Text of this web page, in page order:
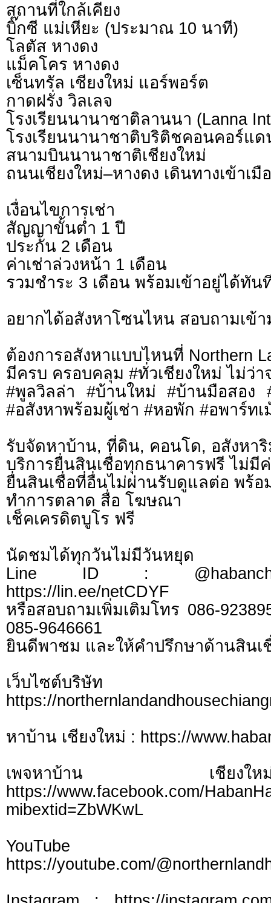
สถานที่ใกล้เคียง
บิ๊กซี แม่เหียะ (ประมาณ 10 นาที)
โลตัส หางดง
แม็คโคร หางดง
เซ็นทรัล เชียงใหม่ แอร์พอร์ต
กาดฝรั่ง วิลเลจ
โรงเรียนนานาชาติลานนา (Lanna
โรงเรียนนานาชาติบริติชคอนคอร์แด
สนามบินนานาชาติเชียงใหม่
ถนนเชียงใหม่–หางดง เดินทางเข้าเมื
เงื่อนไขการเช่า
สัญญาขั้นต่ำ 1 ปี
ประกัน 2 เดือน
ค่าเช่าล่วงหน้า 1 เดือน
รวมชำระ 3 เดือน พร้อมเข้าอยู่ได้ทัน
อยากได้อสังหาโซนไหน สอบถามเข้า
ต้องการอสังหาแบบไหนที่ Northern
มีครบ ครอบคลุม #ทั่วเชียงใหม่ ไม่ว่า
#พูลวิลล่า #บ้านใหม่ #บ้านมือสอง
#อสังหาพร้อมผู้เช่า #หอพัก #อพาร์ท
รับจัดหาบ้าน, ที่ดิน, คอนโด, อสังหา
บริการยื่นสินเชื่อทุกธนาคารฟรี ไม่มี
ยื่นสินเชื่อที่อื่นไม่ผ่านรับดูแลต่อ พร้อ
ทำการตลาด สื่อ โฆษณา
เช็คเครดิตบูโร ฟรี
นัดชมได้ทุกวันไม่มีวันหยุด
Line ID :
https://lin.ee/netCDYF
หรือสอบถามเพิ่มเติมโทร 086-
085-9646661
ยินดีพาชม และให้คำปรึกษาด้านสินเ
เว็บไซต์บ
https://
หาบ้าน เชียงใหม่ : https://
เพจหาบ้าน เชี
https://www.facebook.com/
mibextid=ZbWKwL
https://youtube.com/